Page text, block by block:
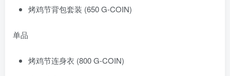
烤鸡节背包套装 (650 G-COIN)
单品
烤鸡节连身衣 (800 G-COIN)